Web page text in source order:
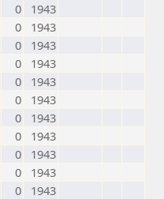
0
1943
0
1943
0
1943
0
1943
0
1943
0
1943
0
1943
0
1943
0
1943
0
1943
0
1943